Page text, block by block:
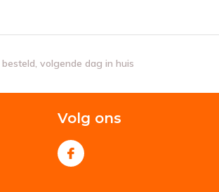
volgende dag in huis
Volg ons